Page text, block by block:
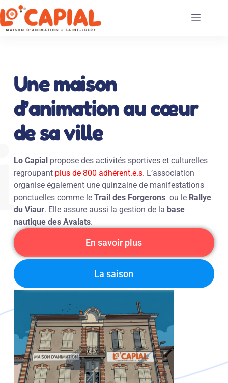
Une maison
d’animation au cœur
de sa ville
Lo Capialpropose des activités sportives et culturelles
regroupant plus de 800 adhérent.e.s. L’association
organise également une quinzaine de manifestations
ponctuelles comme le Trail des Forgeronsou le Rallye
du Viaur. Elle assure aussi la gestion de la base
nautique des Avalats.
En savoir plus
La saison